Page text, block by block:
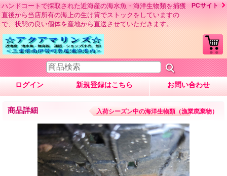
ハンドコートで採取された近海産の海水魚・海洋生物類を捕獲
直後から当店所有の海上の生け簀でストックをしていますの
で、状態の良い個体を産地から直送させていただきます。
PCサイト
ログイン 新規登録はこちら お問い合わせ
商品詳細 入荷シーズン中の海洋生物類（漁業廃棄物）